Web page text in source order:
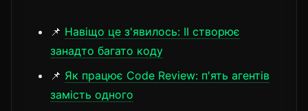
📌 Навіщо це з'явилось: ІІ створює
занадто багато коду
📌 Як працює Code Review: п'ять агентів
замість одного